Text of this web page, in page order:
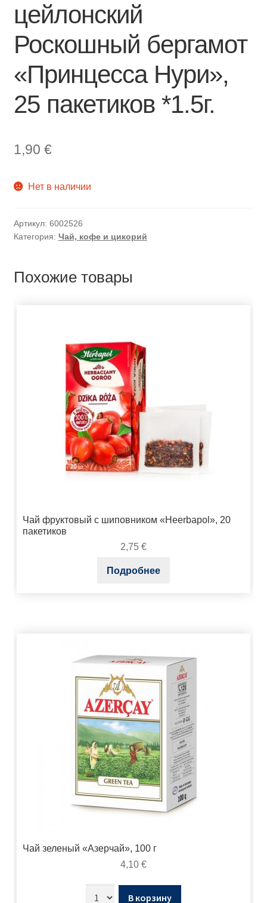
цейлонский
Роскошный бергамот
«Принцесса Нури»,
25 пакетиков *1.5г.
1,90 €
Нет в наличии
Артикул: 6002526
Категория: Чай, кофе и цикорий
Похожие товары
Чай фруктовый с шиповником «Heerbapol», 20
пакетиков
2,75 €
Подробнее
Чай зеленый «Азерчай», 100 г
4,10 €
В корзину